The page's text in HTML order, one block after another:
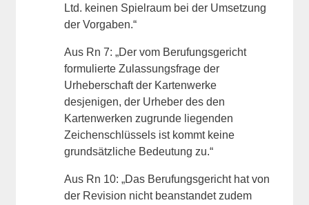
Ltd. keinen Spielraum bei der Umsetzung
der Vorgaben.“
Aus Rn 7: „Der vom Berufungsgericht
formulierte Zulassungsfrage der
Urheberschaft der Kartenwerke
desjenigen, der Urheber des den
Kartenwerken zugrunde liegenden
Zeichenschlüssels ist kommt keine
grundsätzliche Bedeutung zu.“
Aus Rn 10: „Das Berufungsgericht hat von
der Revision nicht beanstandet zudem